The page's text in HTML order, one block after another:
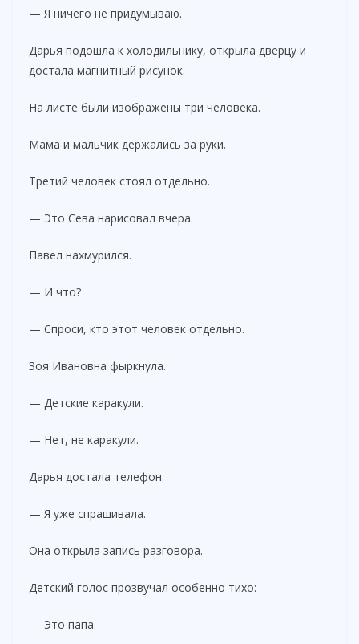
— Я ничего не придумываю.
Дарья подошла к холодильнику, открыла дверцу и
достала магнитный рисунок.
На листе были изображены три человека.
Мама и мальчик держались за руки.
Третий человек стоял отдельно.
— Это Сева нарисовал вчера.
Павел нахмурился.
— И что?
— Спроси, кто этот человек отдельно.
Зоя Ивановна фыркнула.
— Детские каракули.
— Нет, не каракули.
Дарья достала телефон.
— Я уже спрашивала.
Она открыла запись разговора.
Детский голос прозвучал особенно тихо:
— Это папа.